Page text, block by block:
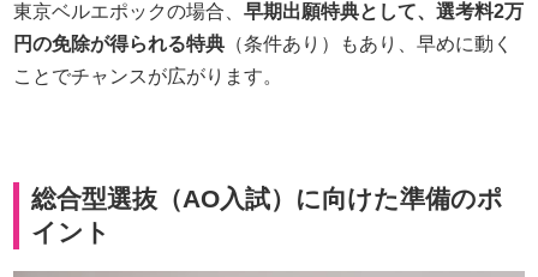
東京ベルエポックの場合、早期出願特典として、選考料2万
円の免除が得られる特典 （条件あり）もあり、早めに動く
ことでチャンスが広がります。
総合型選抜（AO入試）に向けた準備のポ
イント